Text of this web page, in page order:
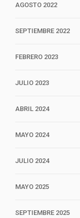
AGOSTO 2022
SEPTIEMBRE 2022
FEBRERO 2023
JULIO 2023
ABRIL 2024
MAYO 2024
JULIO 2024
MAYO 2025
SEPTIEMBRE 2025